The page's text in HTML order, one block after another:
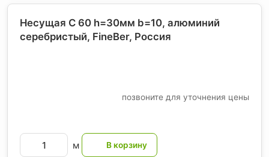
Несущая С 60 h=30мм b=10, алюминий
серебристый, FineBer, Россия
позвоните для уточнения цены
м